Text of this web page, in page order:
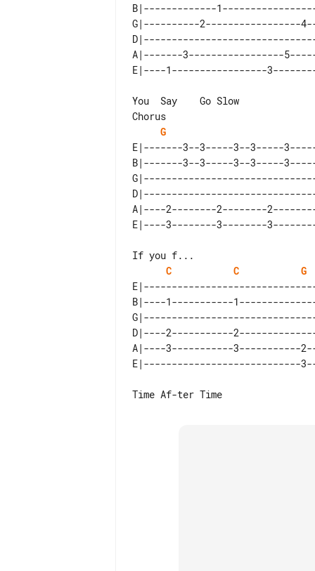
B|-------------
G|----------2-----------------
A|-------3-----------------
Chorus
G
E|-------3--3-----3--3-----
B|-------3--3-----3--3-----
A|----2--------2--------
C
C G
B|----1-----------
D|----2-----------
A|----3-----------3-----------